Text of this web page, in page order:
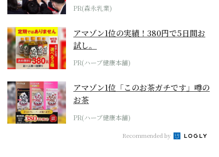
PR(森永乳業)
アマゾン1位の実績！380円で5日間お
試し。
PR(ハーブ健康本舗)
アマゾン1位「このお茶ガチです」噂の
お茶
PR(ハーブ健康本舗)
Recommended by